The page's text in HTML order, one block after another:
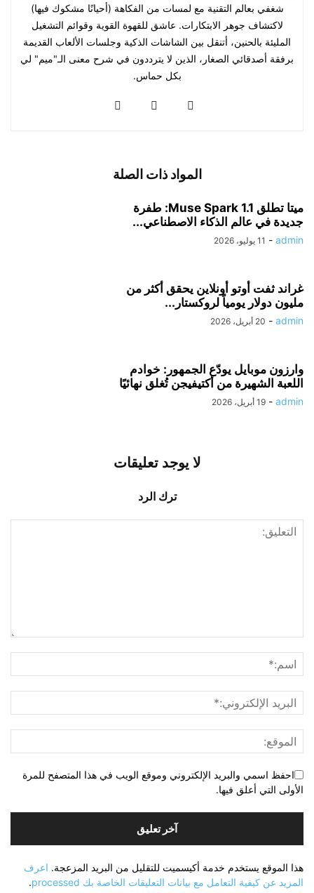
شغفي بعالم التقنية مع لمسات من الفكاهة (أحيانًا مشكوك فيها)
لاكتشاف جوهر الابتكارات. عاشق للقهوة القوية وقوائم التشغيل
المليئة بالحنين، أتنقل بين الشاشات الذكية وجلسات الألعاب القديمة
برفقة أصدقائي الصغار، الذين لا يترددون في شرح معنى الـ"ميم" لي
بكل حماس.
المواد ذات الصلة
ميتا تطلق Muse Spark 1.1: طفرة
جديدة في عالم الذكاء الاصطناعي...
admin
- 11 يوليو، 2026
غراند ثفت أوتو أونلاين يحقق أكثر من
مليون دولار يومياً لروكستار...
admin
- 20 أبريل، 2026
وارزون موبايل يودّع الجمهور: خوادم
اللعبة الشهيرة من أكتيفيجن تُغلق نهائيًا
admin
- 19 أبريل، 2026
لا يوجد تعليقات
ترك الرد
احفظ اسمي والبريد الإلكتروني وموقع الويب في هذا المتصفح للمرة
الأولى التي أعلق فيها.
هذا الموقع يستخدم خدمة أكيسميت للتقليل من البريد المزعجة. اعرف
المزيد عن كيفية التعامل مع بيانات التعليقات الخاصة بك processed
.